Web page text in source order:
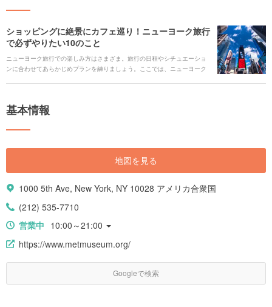
ショッピングに絶景にカフェ巡り！ニューヨーク旅行
で必ずやりたい10のこと
ニューヨーク旅行での楽しみ方はさまざま。旅行の日程やシチュエーショ
ンに合わせてあらかじめプランを練りましょう。ここでは、ニューヨーク
基本情報
地図を見る
1000 5th Ave, New York, NY 10028 アメリカ合衆国
(212) 535-7710
営業中 10:00～21:00
https://www.metmuseum.org/
Googleで検索